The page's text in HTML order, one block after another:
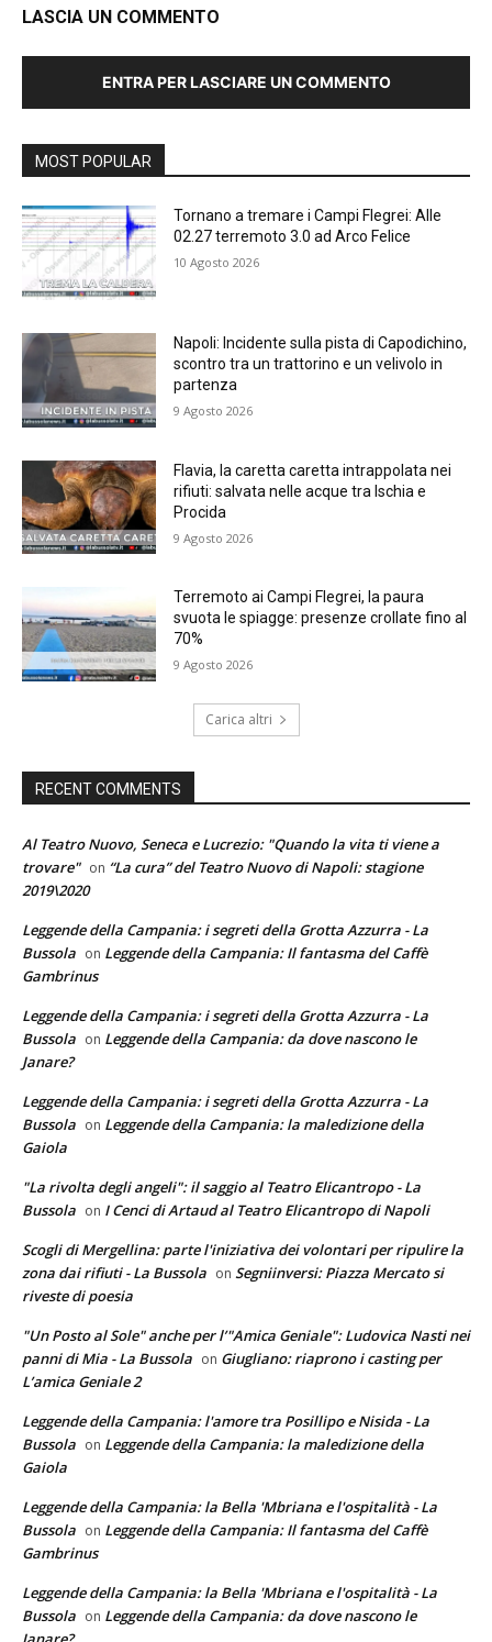
LASCIA UN COMMENTO
ENTRA PER LASCIARE UN COMMENTO
MOST POPULAR
Tornano a tremare i Campi Flegrei: Alle
02.27 terremoto 3.0 ad Arco Felice
10 Agosto 2026
Napoli: Incidente sulla pista di Capodichino,
scontro tra un trattorino e un velivolo in
partenza
9 Agosto 2026
Flavia, la caretta caretta intrappolata nei
rifiuti: salvata nelle acque tra Ischia e
Procida
9 Agosto 2026
Terremoto ai Campi Flegrei, la paura
svuota le spiagge: presenze crollate fino al
70%
9 Agosto 2026
Carica altri
RECENT COMMENTS
Al Teatro Nuovo, Seneca e Lucrezio: "Quando la vita ti viene a
trovare" on “La cura” del Teatro Nuovo di Napoli: stagione
2019\2020
Leggende della Campania: i segreti della Grotta Azzurra - La
Bussola on Leggende della Campania: Il fantasma del Caffè
Gambrinus
Leggende della Campania: i segreti della Grotta Azzurra - La
Bussola on Leggende della Campania: da dove nascono le
Janare?
Leggende della Campania: i segreti della Grotta Azzurra - La
Bussola on Leggende della Campania: la maledizione della
Gaiola
"La rivolta degli angeli": il saggio al Teatro Elicantropo - La
Bussola on I Cenci di Artaud al Teatro Elicantropo di Napoli
Scogli di Mergellina: parte l'iniziativa dei volontari per ripulire la
zona dai rifiuti - La Bussola on Segniinversi: Piazza Mercato si
riveste di poesia
"Un Posto al Sole" anche per l’"Amica Geniale": Ludovica Nasti nei
panni di Mia - La Bussola on Giugliano: riaprono i casting per
L’amica Geniale 2
Leggende della Campania: l'amore tra Posillipo e Nisida - La
Bussola on Leggende della Campania: la maledizione della
Gaiola
Leggende della Campania: la Bella 'Mbriana e l'ospitalità - La
Bussola on Leggende della Campania: Il fantasma del Caffè
Gambrinus
Leggende della Campania: la Bella 'Mbriana e l'ospitalità - La
Bussola on Leggende della Campania: da dove nascono le